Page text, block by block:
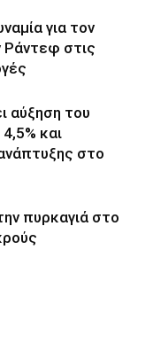
για τον
στις
αύξηση του
και
στο
πυρκαγιά στο